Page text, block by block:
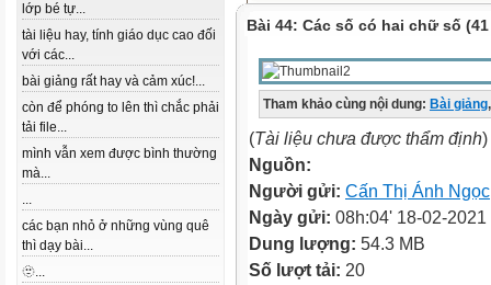
lớp bé tự...
tài liệu hay, tính giáo dục cao đối
với các...
bài giảng rất hay và cảm xúc!...
còn để phóng to lên thì chắc phải
tải file...
mình vẫn xem được bình thường
mà...
...
các bạn nhỏ ở những vùng quê
thì dạy bài...
🫥...
Bài 44: Các số có hai chữ số
Tham khảo cùng nội dung: Bài giảng,
(Tài liệu chưa được thẩm định)
Nguồn:
Người gửi: Cấn Thị Ánh Ngọc
Ngày gửi: 08h:04' 18-02-2021
Dung lượng: 54.3 MB
Số lượt tải: 20